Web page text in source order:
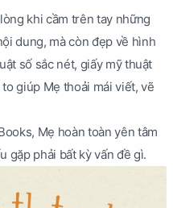
khi cầm trên tay những
dung, mà còn đẹp về hình
số sắc nét, giấy mỹ thuật
giúp Mẹ thoải mái viết, vẽ
Mẹ hoàn toàn yên tâm
gặp phải bất kỳ vấn đề gì.